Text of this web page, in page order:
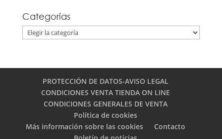
Categorías
Categorías
PROTECCIÓN DE DATOS-AVISO LEGAL
CONDICIONES VENTA TIENDA ON LINE
CONDICIONES GENERALES DE VENTA
Política de cookies
Más información sobre las cookies
Contacto